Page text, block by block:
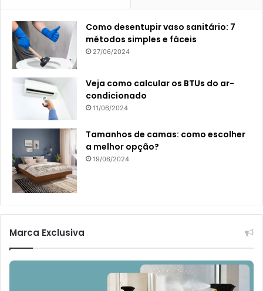
Como desentupir vaso sanitário: 7
métodos simples e fáceis
27/06/2024
Veja como calcular os BTUs do ar-
condicionado
11/06/2024
Tamanhos de camas: como escolher
a melhor opção?
19/06/2024
Marca Exclusiva